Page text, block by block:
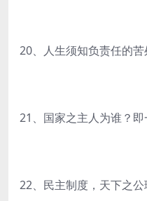
20、人生须知负责任的苦
21、国家之主人为谁？即
22、民主制度，天下之公